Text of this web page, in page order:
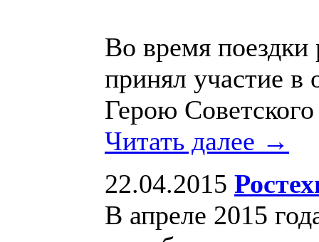
Во время поездки
принял участие
Герою
Читать далее →
22.04.2015
В апреле 2015